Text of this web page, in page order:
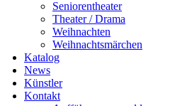
Seniorentheater
Theater / Drama
Weihnachten
Weihnachtsmärchen
Katalog
News
Künstler
Kontakt